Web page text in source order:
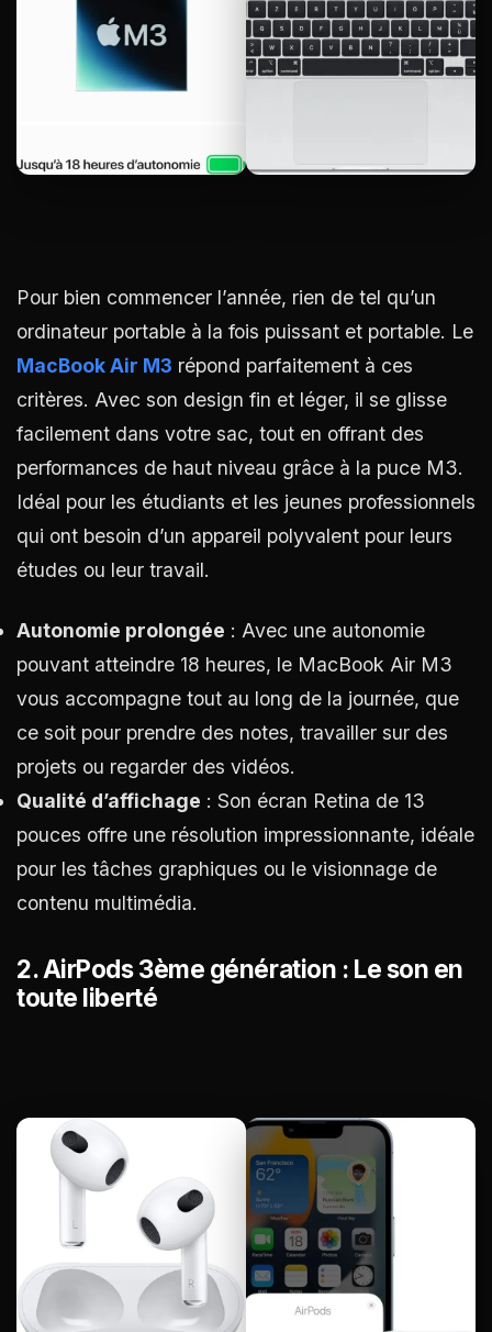
Pour bien commencer l’année, rien de tel qu’un
ordinateur portable à la fois puissant et portable. Le
MacBook Air M3 répond parfaitement à ces
critères. Avec son design fin et léger, il se glisse
facilement dans votre sac, tout en offrant des
performances de haut niveau grâce à la puce M3.
Idéal pour les étudiants et les jeunes professionnels
qui ont besoin d’un appareil polyvalent pour leurs
études ou leur travail.
Autonomie prolongée : Avec une autonomie
pouvant atteindre 18 heures, le MacBook Air M3
vous accompagne tout au long de la journée, que
ce soit pour prendre des notes, travailler sur des
projets ou regarder des vidéos.
Qualité d’affichage : Son écran Retina de 13
pouces offre une résolution impressionnante, idéale
pour les tâches graphiques ou le visionnage de
contenu multimédia.
2.AirPods 3ème génération : Le son en
toute liberté